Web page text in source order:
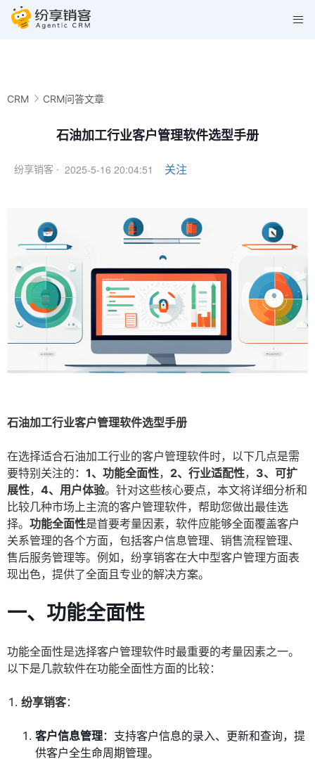
CRM CRM问答文章
石油加工行业客户管理软件选型手册
纷享销客 · 2025-5-16 20:04:51 关注
石油加工行业客户管理软件选型手册
在选择适合石油加工行业的客户管理软件时，以下几点是需
要特别关注的： 1、功能全面性， 2、行业适配性， 3、可扩
展性， 4、用户体验。针对这些核心要点，本文将详细分析和
比较几种市场上主流的客户管理软件，帮助您做出最佳选
择。 功能全面性是首要考量因素，软件应能够全面覆盖客户
关系管理的各个方面，包括客户信息管理、销售流程管理、
售后服务管理等。例如，纷享销客在大中型客户管理方面表
现出色，提供了全面且专业的解决方案。
一、功能全面性
功能全面性是选择客户管理软件时最重要的考量因素之一。
以下是几款软件在功能全面性方面的比较：
纷享销客：
客户信息管理：支持客户信息的录入、更新和查询，提
供客户全生命周期管理。